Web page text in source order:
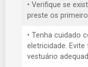
• Verifique se
preste os
• Tenha cuidado
eletricidade.
vestuário